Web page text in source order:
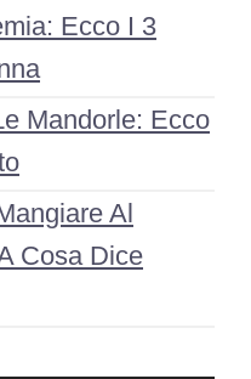
Ecco I 3
Mandorle: Ecco
Al
Cosa Dice